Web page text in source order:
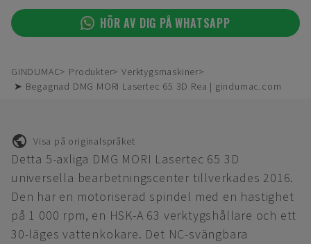
HÖR AV DIG PÅ WHATSAPP
GINDUMAC Produkter
Verktygsmaskiner
➤ Begagnad DMG MORI Lasertec 65 3D Rea | gindumac.com
Visa på originalspråket
Detta 5-axliga DMG MORI Lasertec 65 3D
universella bearbetningscenter tillverkades 2016.
Den har en motoriserad spindel med en hastighet
på 1 000 rpm, en HSK-A 63 verktygshållare och ett
30-läges vattenkokare. Det NC-svängbara